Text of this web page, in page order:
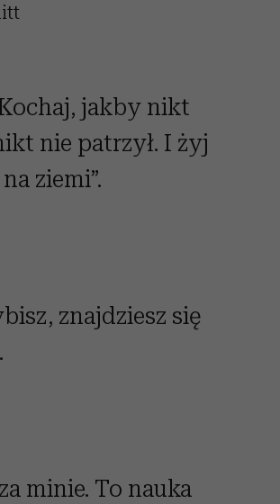
jakby nikt
nie patrzył. I żyj
ziemi”.
znajdziesz się
minie. To nauka